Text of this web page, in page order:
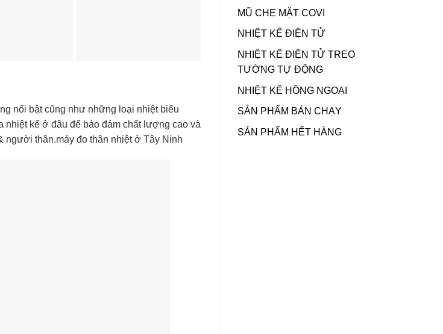
nổi bật cũng như những loại nhiệt biểu
nhiệt kế ở đâu để bảo đảm chất lượng cao và
thân.máy đo thân nhiệt ở Tây Ninh
MŨ CHE MẶT COVI
NHIỆT KẾ ĐIỆN TỬ
NHIỆT KẾ ĐIỆN TỬ TREO
TƯỜNG TỰ ĐỘNG
NHIỆT KẾ HỒNG NGOẠI
SẢN PHẨM BÁN CHẠY
SẢN PHẨM HẾT HÀNG